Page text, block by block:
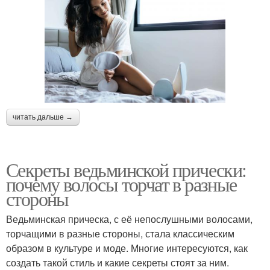
читать дальше →
Секреты ведьминской прически:
почему волосы торчат в разные
стороны
Ведьминская прическа, с её непослушными волосами,
торчащими в разные стороны, стала классическим
образом в культуре и моде. Многие интересуются, как
создать такой стиль и какие секреты стоят за ним.